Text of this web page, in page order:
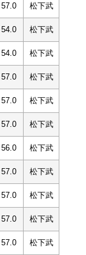
57.0 松下武
54.0 松下武
54.0 松下武
57.0 松下武
57.0 松下武
57.0 松下武
56.0 松下武
57.0 松下武
57.0 松下武
57.0 松下武
57.0 松下武